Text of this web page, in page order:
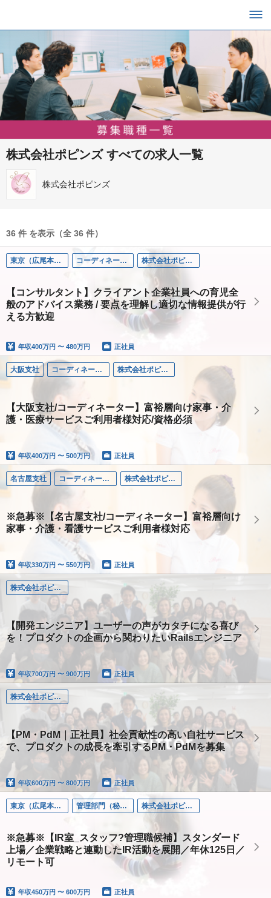
株式会社ポピンズ すべての求人一覧
株式会社ポピンズ
36 件 を表示（全 36 件）
東京（広尾本社） コーディネーター 株式会社ポピンズプロフェショナル
【コンサルタント】クライアント企業社員への育児全
般のアドバイス業務 / 要点を理解し適切な情報提供が行
える方歓迎
年収400万円 〜 480万円 正社員
大阪支社 コーディネーター 株式会社ポピンズファミリーケア
【大阪支社/コーディネーター】富裕層向け家事・介
護・医療サービスご利用者様対応/資格必須
年収400万円 〜 500万円 正社員
名古屋支社 コーディネーター 株式会社ポピンズファミリーケア
※急募※【名古屋支社/コーディネーター】富裕層向け
家事・介護・看護サービスご利用者様対応
年収330万円 〜 550万円 正社員
株式会社ポピンズシッター
【開発エンジニア】ユーザーの声がカタチになる喜び
を！プロダクトの企画から関わりたいRailsエンジニア
年収700万円 〜 900万円 正社員
株式会社ポピンズシッター
【PM・PdM｜正社員】社会貢献性の高い自社サービス
で、プロダクトの成長を牽引するPM・PdMを募集
年収600万円 〜 800万円 正社員
東京（広尾本社） 管理部門（秘書/経理/法務など） 株式会社ポピンズ
※急募※【IR室_スタッフ?管理職候補】スタンダード
上場／企業戦略と連動したIR活動を展開／年休125日／
リモート可
年収450万円 〜 600万円 正社員